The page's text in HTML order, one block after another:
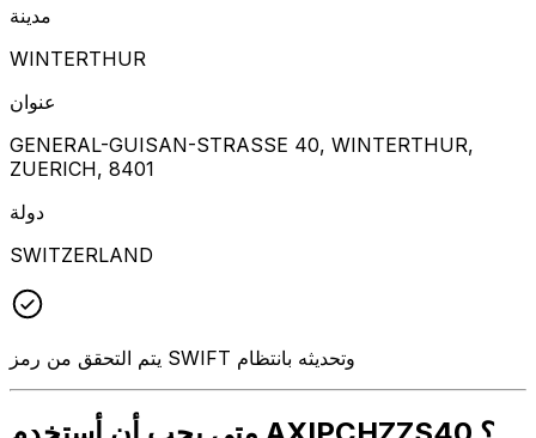
مدينة
WINTERTHUR
عنوان
GENERAL-GUISAN-STRASSE 40, WINTERTHUR,
ZUERICH, 8401
دولة
SWITZERLAND
يتم التحقق من رمز SWIFT وتحديثه بانتظام